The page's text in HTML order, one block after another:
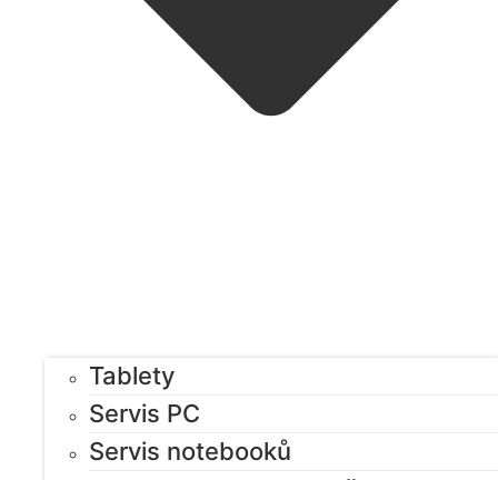
Tablety
Servis PC
Servis notebooků